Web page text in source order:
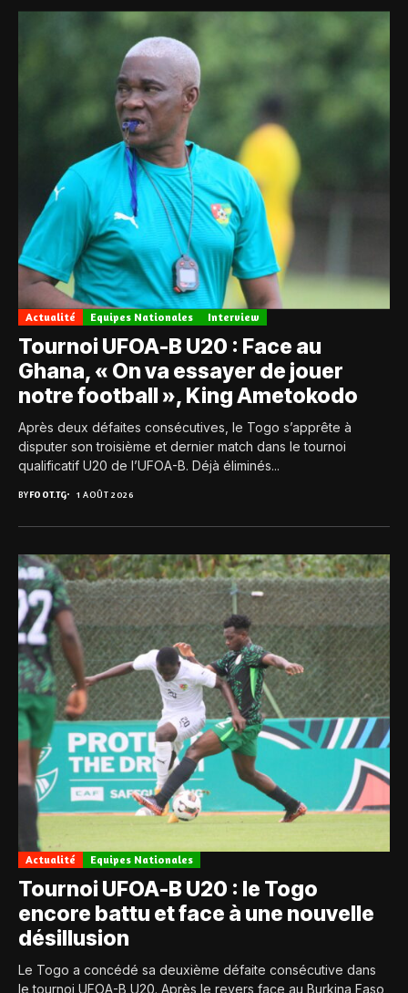
Actualité Equipes Nationales Interview
Tournoi UFOA-B U20 : Face au
Ghana, « On va essayer de jouer
notre football », King Ametokodo
Après deux défaites consécutives, le Togo s’apprête à
disputer son troisième et dernier match dans le tournoi
qualificatif U20 de l’UFOA-B. Déjà éliminés...
BYFOOT.TG 1 AOÛT 2026
Actualité Equipes Nationales
Tournoi UFOA-B U20 : le Togo
encore battu et face à une nouvelle
désillusion
Le Togo a concédé sa deuxième défaite consécutive dans
le tournoi UFOA-B U20. Après le revers face au Burkina Faso